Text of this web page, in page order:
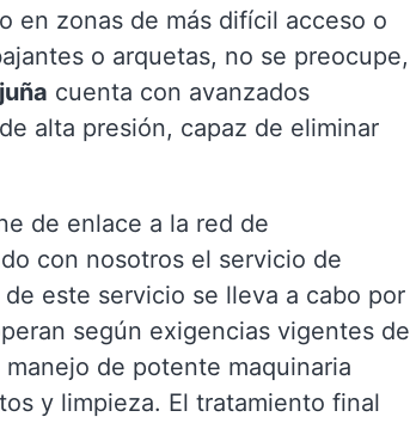
en zonas de más difícil acceso o
o arquetas, no se preocupe,
cuenta con avanzados
alta presión, capaz de eliminar
de enlace a la red de
con nosotros el servicio de
este servicio se lleva a cabo por
según exigencias vigentes de
de potente maquinaria
y limpieza. El tratamiento final